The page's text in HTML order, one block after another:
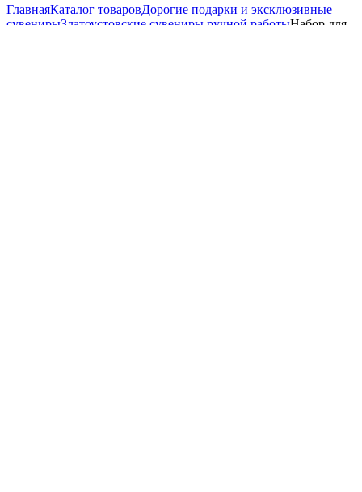
ГлавнаяКаталог товаровДорогие подарки и эксклюзивные
сувенирыЗлатоустовские сувениры ручной работыНабор для